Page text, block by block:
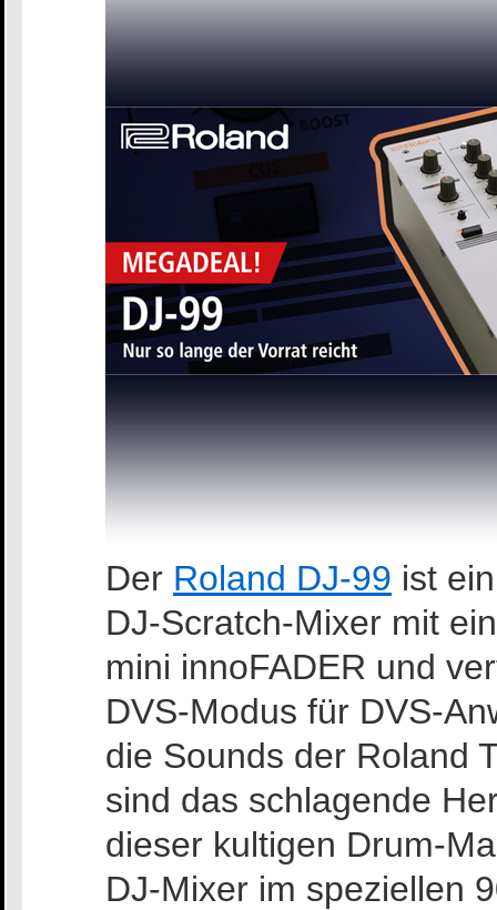
Der Roland DJ-99 ist
DJ-Scratch-Mixer mit
mini innoFADER und
DVS-Modus für DVS-
die Sounds der Roland
sind das schlagende
dieser kultigen Drum-
DJ-Mixer im speziellen